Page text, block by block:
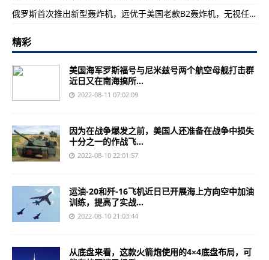
俄罗斯首次推出新型轰炸机，远优于美国老款B2轰炸机，无视任何防空系统
精彩
美国海军罗斯福号与尼米兹号两个航空母舰打击群
近日又在南海搞所...
2022-08-11 07:02:09
因为在战争爆发之前，美国人还准备在战争中损失
十分之一的作战飞...
2022-08-10 22:01:57
运油-20和歼-16飞机近日已开展海上方向空中加油
训练，提高了实战...
2022-08-10 21:03:44
从底盘来看，这款火箭炮使用的4×4底盘布局，可